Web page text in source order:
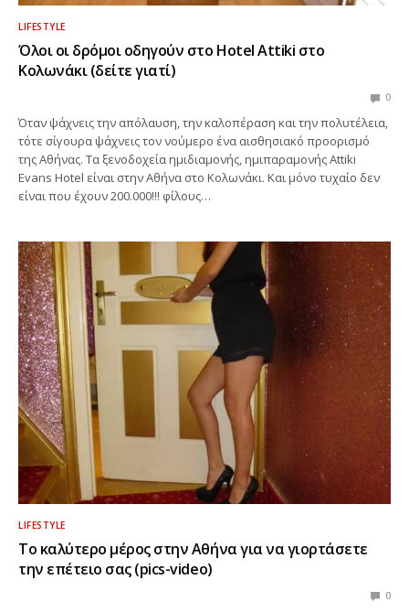
LIFESTYLE
Όλοι οι δρόμοι οδηγούν στο Hotel Attiki στο
Κολωνάκι (δείτε γιατί)
0
Όταν ψάχνεις την απόλαυση, την καλοπέραση και την πολυτέλεια,
τότε σίγουρα ψάχνεις τον νούμερο ένα αισθησιακό προορισμό
της Αθήνας. Τα ξενοδοχεία ημιδιαμονής, ημιπαραμονής Attiki
Evans Hotel είναι στην Αθήνα στο Κολωνάκι. Και μόνο τυχαίο δεν
είναι που έχουν 200.000!!! φίλους…
LIFESTYLE
Το καλύτερο μέρος στην Αθήνα για να γιορτάσετε
την επέτειο σας (pics-video)
0